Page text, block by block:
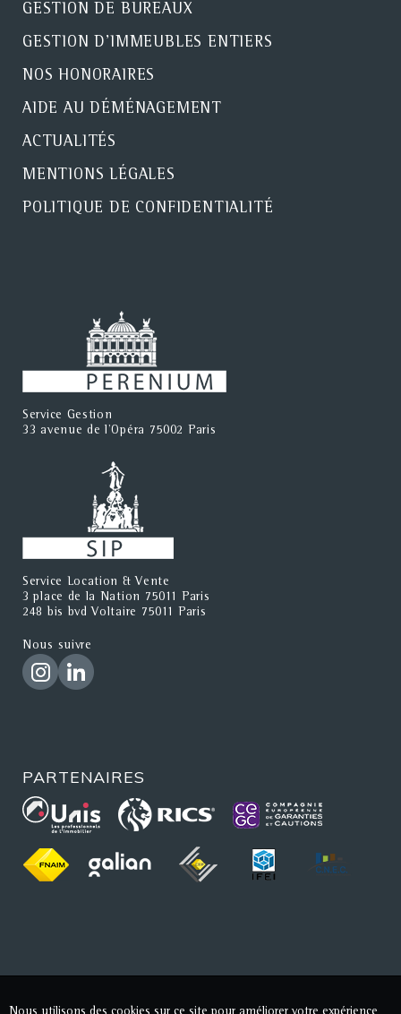
GESTION DE BUREAUX
GESTION D'IMMEUBLES ENTIERS
NOS HONORAIRES
AIDE AU DÉMÉNAGEMENT
ACTUALITÉS
MENTIONS LÉGALES
POLITIQUE DE CONFIDENTIALITÉ
Service Gestion
33 avenue de l'Opéra 75002 Paris
Service Location & Vente
3 place de la Nation 75011 Paris
248 bis bvd Voltaire 75011 Paris
Nous suivre
PARTENAIRES